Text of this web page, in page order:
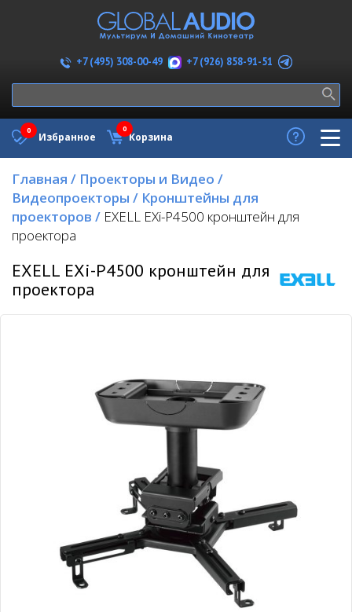
+7 (495) 308-00-49 +7 (926) 858-91-51
Избранное
0
Корзина
0
Главная / Проекторы и Видео /
Видеопроекторы / Кронштейны для
проекторов / EXELL EXi-P4500 кронштейн для
проектора
EXELL EXi-P4500 кронштейн для
проектора